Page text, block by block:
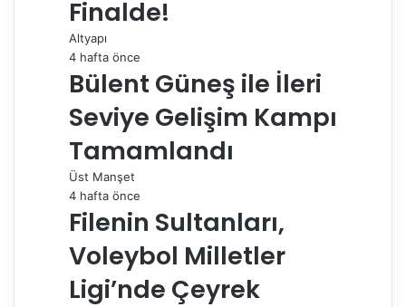
Finalde!
Altyapı
4 hafta önce
Bülent Güneş ile İleri
Seviye Gelişim Kampı
Tamamlandı
Üst Manşet
4 hafta önce
Filenin Sultanları,
Voleybol Milletler
Ligi’nde Çeyrek